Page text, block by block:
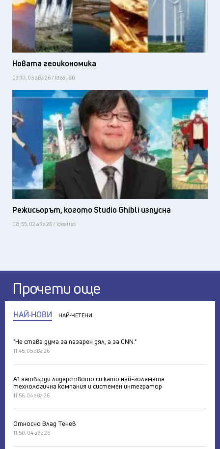
Новата геоикономика
09:10, 03 авг 26 / Idealisti
Режисьорът, когото Studio Ghibli изпусна
08:55, 02 авг 26 / Idealisti
Прочети още
НАЙ-НОВИ НАЙ-ЧЕТЕНИ
"Не става дума за пазарен дял, а за CNN."
11:45, 05 авг 26
А1 затвърди лидерството си като най-голямата
технологична компания и системен интегратор
11:56, 04 авг 26
Относно Влад Тенев
11:50, 04 авг 26